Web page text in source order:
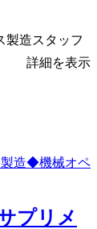
製造スタッフ
詳細を表示
プリメ